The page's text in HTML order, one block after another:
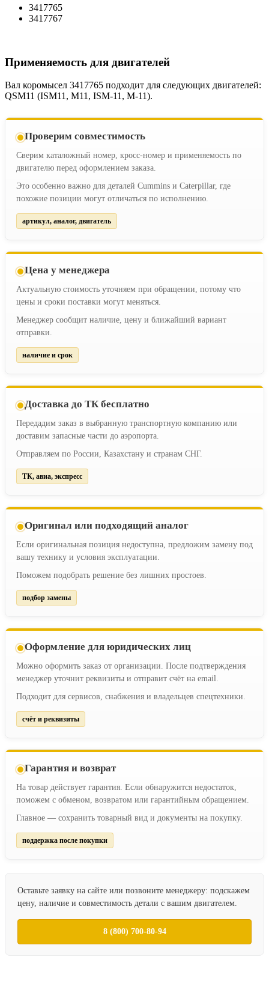
3417765
3417767
Применяемость для двигателей
Вал коромысел 3417765 подходит для следующих двигателей:
QSM11 (ISM11, M11, ISM-11, M-11).
Проверим совместимость
Сверим каталожный номер, кросс-номер и применяемость по
двигателю перед оформлением заказа.
Это особенно важно для деталей Cummins и Caterpillar, где
похожие позиции могут отличаться по исполнению.
артикул, аналог, двигатель
Цена у менеджера
Актуальную стоимость уточняем при обращении, потому что
цены и сроки поставки могут меняться.
Менеджер сообщит наличие, цену и ближайший вариант
отправки.
наличие и срок
Доставка до ТК бесплатно
Передадим заказ в выбранную транспортную компанию или
доставим запасные части до аэропорта.
Отправляем по России, Казахстану и странам СНГ.
ТК, авиа, экспресс
Оригинал или подходящий аналог
Если оригинальная позиция недоступна, предложим замену под
вашу технику и условия эксплуатации.
Поможем подобрать решение без лишних простоев.
подбор замены
Оформление для юридических лиц
Можно оформить заказ от организации. После подтверждения
менеджер уточнит реквизиты и отправит счёт на email.
Подходит для сервисов, снабжения и владельцев спецтехники.
счёт и реквизиты
Гарантия и возврат
На товар действует гарантия. Если обнаружится недостаток,
поможем с обменом, возвратом или гарантийным обращением.
Главное — сохранить товарный вид и документы на покупку.
поддержка после покупки
Оставьте заявку на сайте или позвоните менеджеру: подскажем
цену, наличие и совместимость детали с вашим двигателем.
8 (800) 700-80-94